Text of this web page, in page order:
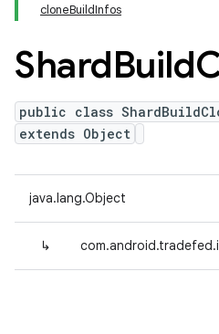
cloneBuildInfos
ShardBuild
public class
extends Object
java.lang.Object
↳